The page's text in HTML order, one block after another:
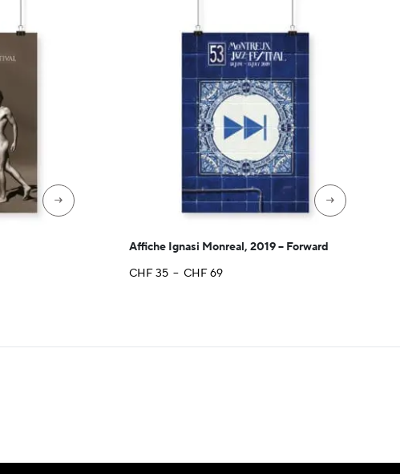
→ →
Affiche Ignasi Monreal, 2019 – Forward
CHF35 – CHF69Plage